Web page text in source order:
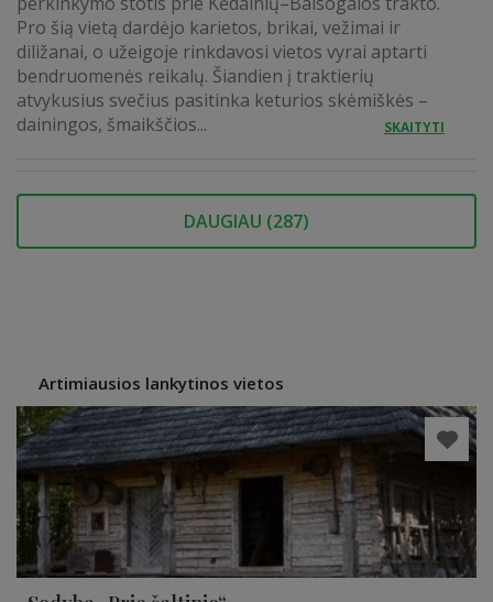
Pro šią vietą dardėjo karietos, brikai, vežimai ir
diližanai, o užeigoje rinkdavosi vietos vyrai aptarti
bendruomenės reikalų. Šiandien į traktierių
atvykusius svečius pasitinka keturios skėmiškės –
dainingos, šmaikščios...
SKAITYTI
DAUGIAU (287)
Artimiausios lankytinos vietos